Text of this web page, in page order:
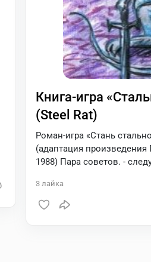
Книга-игра
(Steel Rat)
Роман-игра «Стань
(адаптация произведения
1988) Пара советов. -
запаситесь бумагой и
из него не выбраться;
3лайка